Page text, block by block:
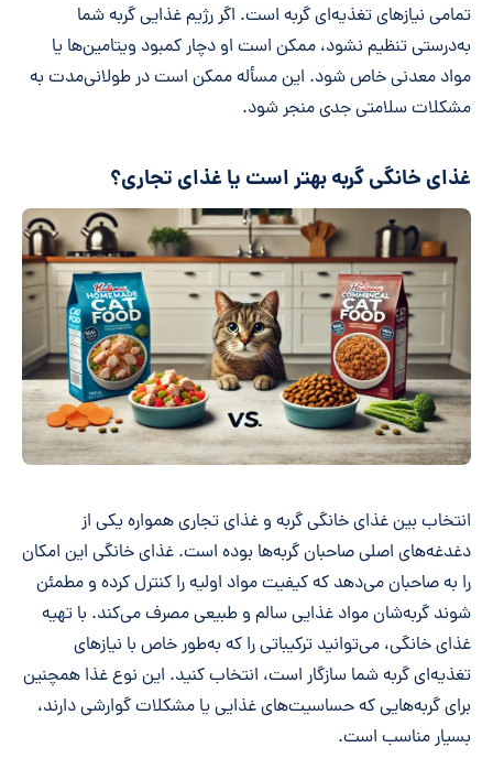
تمامی نیازهای تغذیه‌ای گربه است. اگر رژیم غذایی گربه شما
به‌درستی تنظیم نشود، ممکن است او دچار کمبود ویتامین‌ها یا
مواد معدنی خاص شود. این مسأله ممکن است در طولانی‌مدت به
مشکلات سلامتی جدی منجر شود.
غذای خانگی گربه بهتر است یا غذای تجاری؟
انتخاب بین غذای خانگی گربه و غذای تجاری همواره یکی از
دغدغه‌های اصلی صاحبان گربه‌ها بوده است. غذای خانگی این امکان
را به صاحبان می‌دهد که کیفیت مواد اولیه را کنترل کرده و مطمئن
شوند گربه‌شان مواد غذایی سالم و طبیعی مصرف می‌کند. با تهیه
غذای خانگی، می‌توانید ترکیباتی را که به‌طور خاص با نیازهای
تغذیه‌ای گربه شما سازگار است، انتخاب کنید. این نوع غذا همچنین
برای گربه‌هایی که حساسیت‌های غذایی یا مشکلات گوارشی دارند،
بسیار مناسب است.